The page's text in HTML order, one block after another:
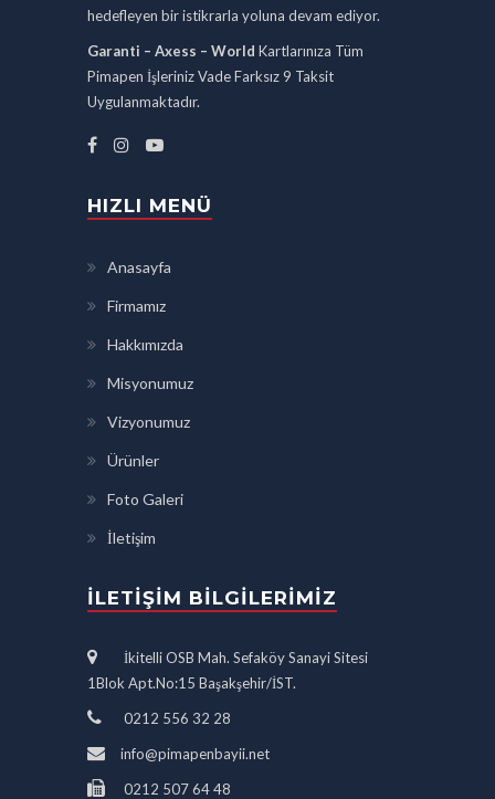
hedefleyen bir istikrarla yoluna devam ediyor.
Garanti – Axess – World Kartlarınıza Tüm
Pimapen İşleriniz Vade Farksız 9 Taksit
Uygulanmaktadır.
HIZLI MENÜ
Anasayfa
Firmamız
Hakkımızda
Misyonumuz
Vizyonumuz
Ürünler
Foto Galeri
İletişim
İLETIŞIM BILGILERIMIZ
İkitelli OSB Mah. Sefaköy Sanayi Sitesi
1Blok Apt.No:15 Başakşehir/İST.
0212 556 32 28
info@pimapenbayii.net
0212 507 64 48